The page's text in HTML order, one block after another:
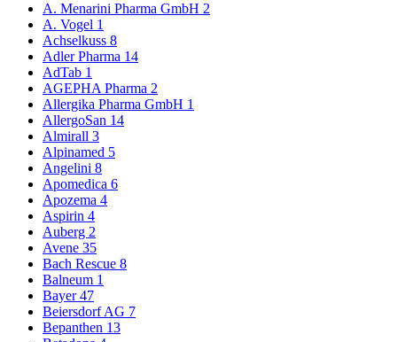
A. Menarini Pharma GmbH 2
A. Vogel 1
Achselkuss 8
Adler Pharma 14
AdTab 1
AGEPHA Pharma 2
Allergika Pharma GmbH 1
AllergoSan 14
Almirall 3
Alpinamed 5
Angelini 8
Apomedica 6
Apozema 4
Aspirin 4
Auberg 2
Avene 35
Bach Rescue 8
Balneum 1
Bayer47
Beiersdorf AG 7
Bepanthen 13